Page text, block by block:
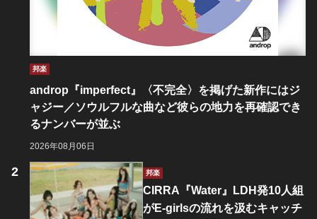
邦楽
androp『imperfect』〈不完全〉を掲げた新作にはジ
ャジー／ソウルフルな曲など彼らの地力を再確認でき
るナンバーが並ぶ
2026年08月06日
邦楽
CIRRA『Water』LDH発10人組
がE-girlsの流れを汲むキャッチ